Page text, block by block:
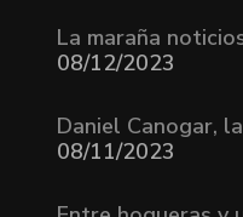
La maraña
08/12/2023
Daniel Canogar,
08/11/2023